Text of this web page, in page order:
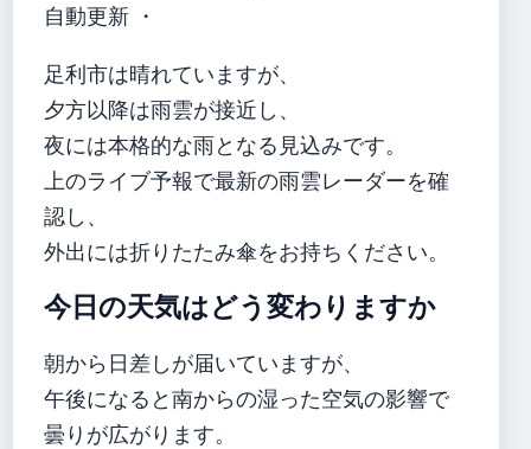
自動更新 ・
足利市は晴れていますが、
夕方以降は雨雲が接近し、
夜には本格的な雨となる見込みです。
上のライブ予報で最新の雨雲レーダーを確
認し、
外出には折りたたみ傘をお持ちください。
今日の天気はどう変わりますか
朝から日差しが届いていますが、
午後になると南からの湿った空気の影響で
曇りが広がります。